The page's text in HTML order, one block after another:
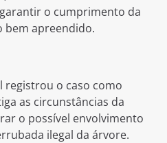
o cumprimento da
bem apreendido.
registrou o caso como
as circunstâncias da
o possível envolvimento
ilegal da árvore.